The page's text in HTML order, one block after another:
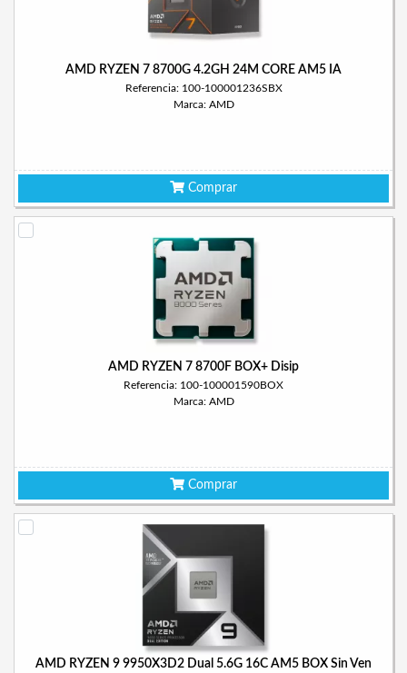
AMD RYZEN 7 8700G 4.2GH 24M CORE AM5 IA
Referencia: 100-100001236SBX
Marca: AMD
Comprar
AMD RYZEN 7 8700F BOX+ Disip
Referencia: 100-100001590BOX
Marca: AMD
Comprar
AMD RYZEN 9 9950X3D2 Dual 5.6G 16C AM5 BOX Sin Ven